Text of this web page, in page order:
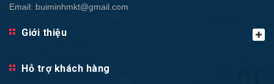
Email: buiminhmkt@gmail.com
Giới thiệu
Hỗ trợ khách hàng